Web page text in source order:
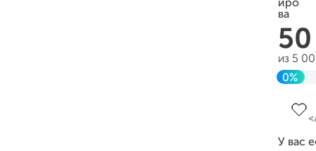
из 5
0%
У вас